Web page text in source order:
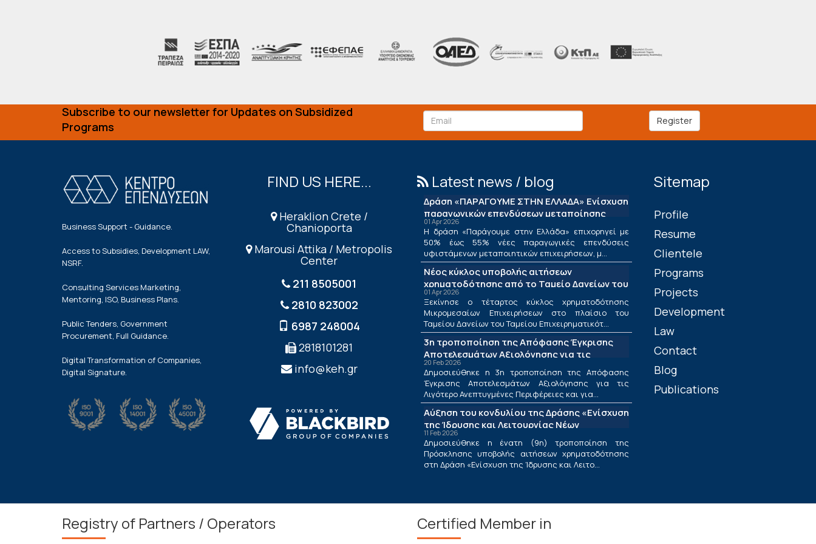
Subscribe to our newsletter for Updates on Subsidized
Programs
Register
Business Support - Guidance.
Access to Subsidies, Development LAW,
NSRF.
Consulting Services Marketing,
Mentoring, ISO, Business Plans.
Public Tenders, Government
Procurement, Full Guidance.
Digital Transformation of Companies,
Digital Signature.
FIND US HERE...
Heraklion Crete /
Chanioporta
Marousi Attika / Metropolis
Center
211 8505001
2810 823002
6987 248004
2818101281
info@keh.gr
Latest news / blog
Δράση «ΠΑΡΑΓΟΥΜΕ ΣΤΗΝ ΕΛΛΑΔΑ» Ενίσχυση
παραγωγικών επενδύσεων μεταποίησης
01 Apr 2026
Η δράση «Παράγουμε στην Ελλάδα» επιχορηγεί με
50% έως 55% νέες παραγωγικές επενδύσεις
υφιστάμενων μεταποιητικών επιχειρήσεων, μ...
Νέος κύκλος υποβολής αιτήσεων
χρηματοδότησης από το Ταμείο Δανείων του
ΤΕΠΙΧ ΙΙΙ
01 Apr 2026
Ξεκίνησε ο τέταρτος κύκλος χρηματοδότησης
Μικρομεσαίων Επιχειρήσεων στο πλαίσιο του
Ταμείου Δανείων του Ταμείου Επιχειρηματικότ...
3η τροποποίηση της Απόφασης Έγκρισης
Αποτελεσμάτων Αξιολόγησης για τις
Λιγότερο Ανεπτυγμένες Περιφέρειες και για
τις Περιφέρειες Μετάβασης στο πλαίσιο της
Δράσης «Ενίσχυση της Ίδρυσης και
Λειτουργίας Νέων Μικρομεσαίων
Τουριστικών Επιχειρήσεων»
20 Feb 2026
Δημοσιεύθηκε η 3η τροποποίηση της Απόφασης
Έγκρισης Αποτελεσμάτων Αξιολόγησης για τις
Λιγότερο Ανεπτυγμένες Περιφέρειες και για...
Αύξηση του κονδυλίου της Δράσης «Ενίσχυση
της Ίδρυσης και Λειτουργίας Νέων
Μικρομεσαίων Τουριστικών Επιχειρήσεων»
11 Feb 2026
Δημοσιεύθηκε η ένατη (9η) τροποποίηση της
Πρόσκλησης υποβολής αιτήσεων χρηματοδότησης
στη Δράση «Ενίσχυση της Ίδρυσης και Λειτο...
Sitemap
Profile
Resume
Clientele
Programs
Projects
Development
Law
Contact
Blog
Publications
Registry of Partners / Operators Certified Member in